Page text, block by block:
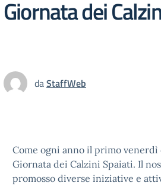
Giornata dei
daStaffWeb
Come ogni anno il primo venerdì
Giornata dei Calzini Spaiati. Il
promosso diverse iniziative e